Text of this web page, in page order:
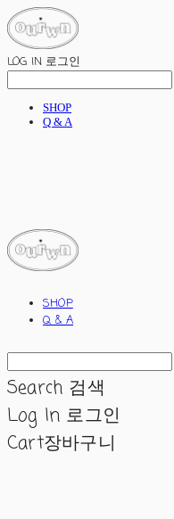
LOG IN 로그인
SHOP
Q & A
SHOP
Q & A
Search 검색
Log In 로그인
Cart장바구니